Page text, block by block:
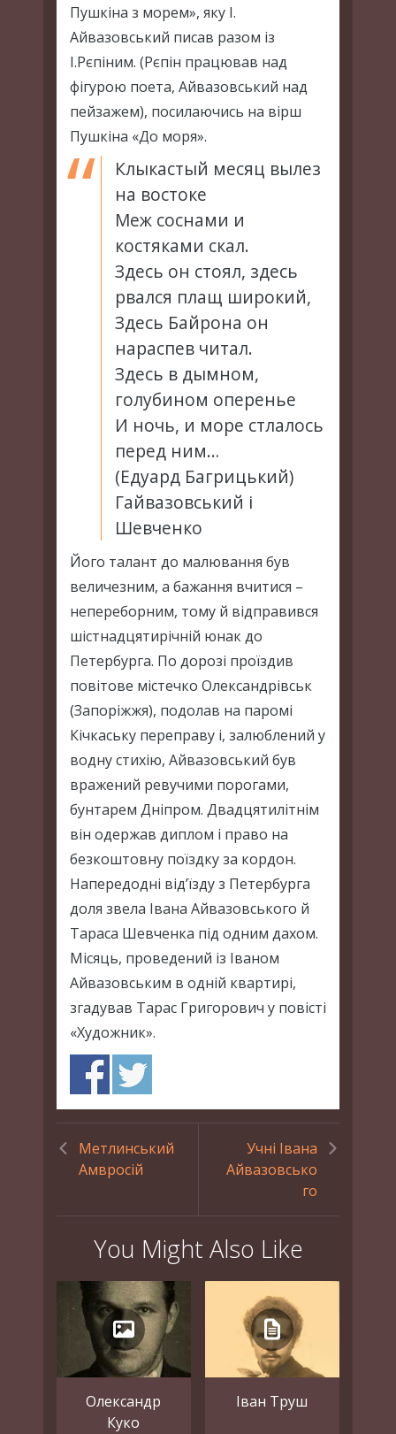
Пушкіна з морем», яку І.
Айвазовський писав разом із
І.Рєпіним. (Рєпін працював над
фігурою поета, Айвазовський над
пейзажем), посилаючись на вірш
Пушкіна «До моря».
Клыкастый месяц вылез
на востоке
Меж соснами и
костяками скал.
Здесь он стоял, здесь
рвался плащ широкий,
Здесь Байрона он
нараспев читал.
Здесь в дымном,
голубином оперенье
И ночь, и море стлалось
перед ним…
(Едуард Багрицький)
Гайвазовський і
Шевченко
Його талант до малювання був
величезним, а бажання вчитися –
непереборним, тому й відправився
шістнадцятирічній юнак до
Петербурга. По дорозі проїздив
повітове містечко Олександрівськ
(Запоріжжя), подолав на паромі
Кічкаську переправу і, залюблений у
водну стихію, Айвазовський був
вражений ревучими порогами,
бунтарем Дніпром. Двадцятилітнім
він одержав диплом і право на
безкоштовну поїздку за кордон.
Напередодні від’їзду з Петербурга
доля звела Івана Айвазовського й
Тараса Шевченка під одним дахом.
Місяць, проведений із Іваном
Айвазовським в одній квартирі,
згадував Тарас Григорович у повісті
«Художник».
Метлинський
Амвросій
Учні Івана
Айвазовсько
го
You Might Also Like
Олександр
Куко
Іван Труш